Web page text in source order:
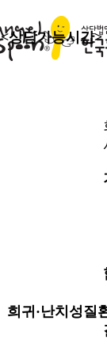
<상담가능시간>
희귀·난치성질